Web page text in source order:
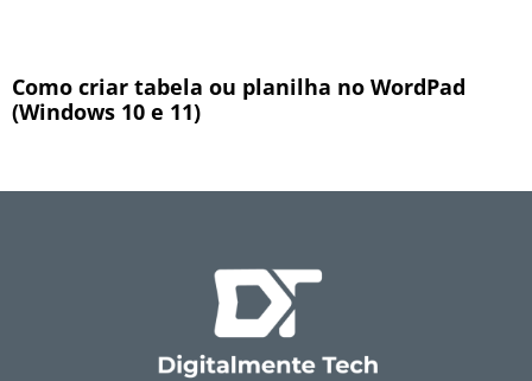
Como criar tabela ou planilha no WordPad
(Windows 10 e 11)